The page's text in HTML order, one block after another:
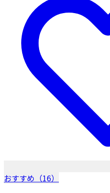
おすすめ（16）